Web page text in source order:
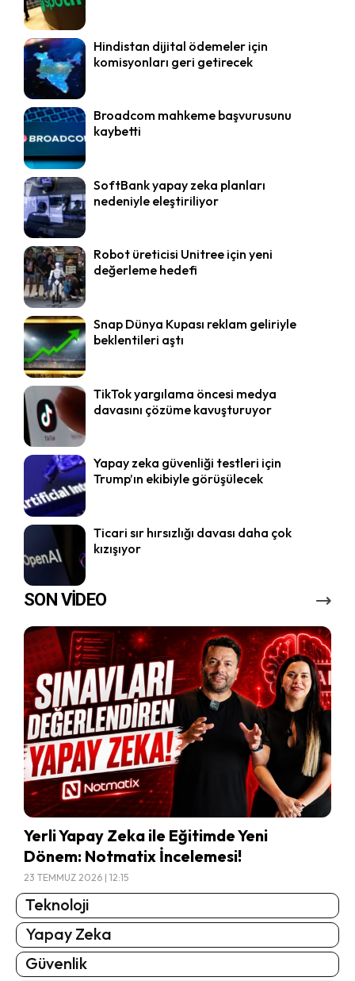
Hindistan dijital ödemeler için
komisyonları geri getirecek
Broadcom mahkeme başvurusunu
kaybetti
SoftBank yapay zeka planları
nedeniyle eleştiriliyor
Robot üreticisi Unitree için yeni
değerleme hedefi
Snap Dünya Kupası reklam geliriyle
beklentileri aştı
TikTok yargılama öncesi medya
davasını çözüme kavuşturuyor
Yapay zeka güvenliği testleri için
Trump’ın ekibiyle görüşülecek
Ticari sır hırsızlığı davası daha çok
kızışıyor
SON VİDEO
Yerli Yapay Zeka ile Eğitimde Yeni
Dönem: Notmatix İncelemesi!
23 TEMMUZ 2026 | 12:15
Teknoloji
Yapay Zeka
Güvenlik